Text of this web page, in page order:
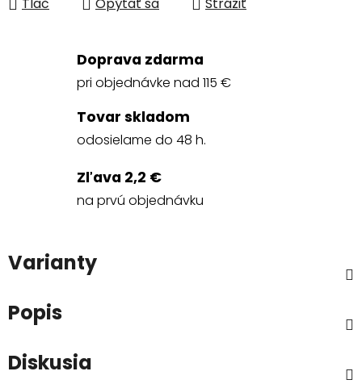
Tlač
Opýtať sa Strážiť
Doprava zdarma
pri objednávke nad 115 €
Tovar skladom
odosielame do 48 h.
Zľava 2,2 €
na prvú objednávku
Varianty
Popis
Diskusia